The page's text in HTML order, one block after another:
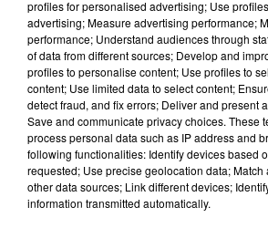
profiles for personalised advertising; Use
advertising; Measure advertising performance;
performance; Understand audiences through
of data from different sources; Develop and
profiles to personalise content; Use profiles to
content; Use limited data to select content;
detect fraud, and fix errors; Deliver and present
Save and communicate privacy choices. These
process personal data such as IP address and
following functionalities: Identify devices based
requested; Use precise geolocation data;
other data sources; Link different devices;
information transmitted automatically.